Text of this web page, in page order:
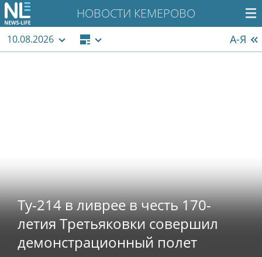
НОВОСТИ КЕМЕРОВО
10.08.2026 А-Я
Ту-214 в ливрее в честь 170-
летия Третьяковки совершил
демонстрационный полет